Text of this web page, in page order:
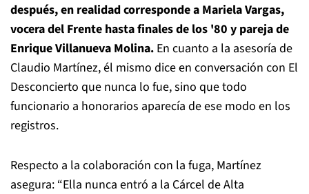
después, en realidad corresponde a Mariela Vargas,
vocera del Frente hasta finales de los '80 y pareja de
Enrique Villanueva Molina. En cuanto a la asesoría de
Claudio Martínez, él mismo dice en conversación con El
Desconcierto que nunca lo fue, sino que todo
funcionario a honorarios aparecía de ese modo en los
registros.
Respecto a la colaboración con la fuga, Martínez
asegura: “Ella nunca entró a la Cárcel de Alta